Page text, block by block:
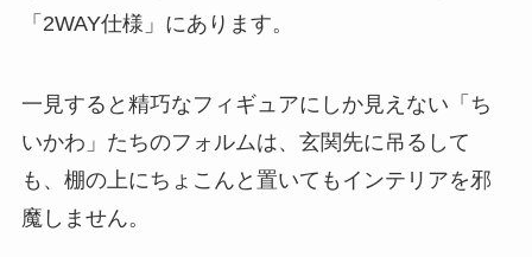
「2WAY仕様」にあります。
一見すると精巧なフィギュアにしか見えない「ち
いかわ」たちのフォルムは、玄関先に吊るして
も、棚の上にちょこんと置いてもインテリアを邪
魔しません。